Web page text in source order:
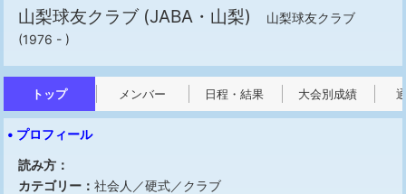
山梨球友クラブ (JABA・山梨)
山梨球友クラブ
(1976 - )
トップ メンバー 日程・結果 大会別成績
• プロフィール
読み方：
カテゴリー： 社会人／硬式／クラブ